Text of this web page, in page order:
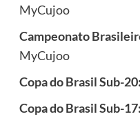
MyCujoo
Campeonato
MyCujoo
Copa do Brasil Sub-20:
Copa do Brasil Sub-17: